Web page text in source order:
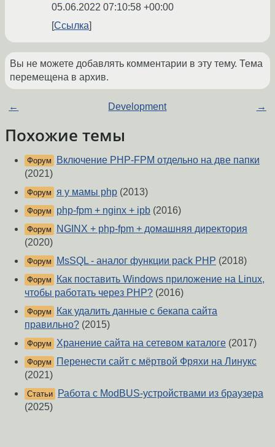
05.06.2022 07:10:58 +00:00
Ссылка
Вы не можете добавлять комментарии в эту тему. Тема
перемещена в архив.
← Development →
Похожие темы
Форум
Включение PHP-FPM отдельно на две папки
(2021)
Форум я у мамы php (2013)
Форум php-fpm + nginx + ipb (2016)
Форум
NGINX + php-fpm + домашняя директория
(2020)
Форум MsSQL - аналог функции pack PHP (2018)
Форум
Как поставить Windows приложение на Linux,
чтобы работать через PHP? (2016)
Форум
Как удалить данные с бекапа сайта
правильно? (2015)
Форум Хранение сайта на сетевом каталоге (2017)
Форум
Перенести сайт с мёртвой Фряхи на Линукс
(2021)
Статьи
Работа с ModBUS-устройствами из браузера
(2025)